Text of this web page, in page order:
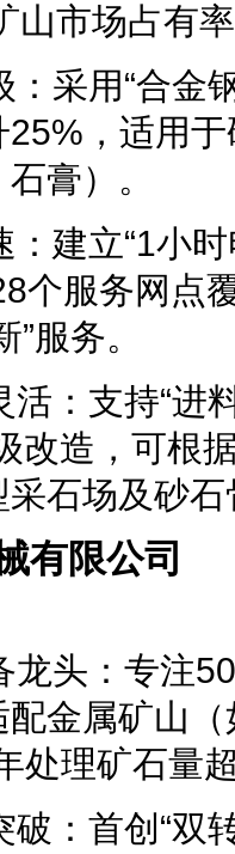
山市场占有
：采用“合金
，适用
膏）。
：建立“1小
个服务网点
服务。
活：支持“进
改造，可根
石场及砂
有限公司
龙头：专注
金属矿山
处理矿石量
破：首创“双